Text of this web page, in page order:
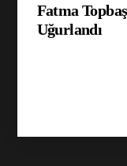
Fatma
Uğurlandı